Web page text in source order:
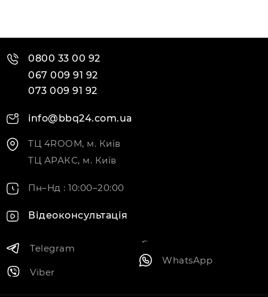
0800 33 00 92
067 009 91 92
073 009 91 92
info@bbq24.com.ua
ТЦ 4ROOM, м. Київ
ТЦ АРАКС, м. Київ
Пн–Нд : 10:00–20:00
Відеоконсультація
Telegram
Viber
WhatsApp